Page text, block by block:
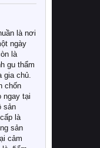
là nơi
ngày
là
gu thẩm
gia chủ.
chốn
ngay tại
sản
là
sản
cảm